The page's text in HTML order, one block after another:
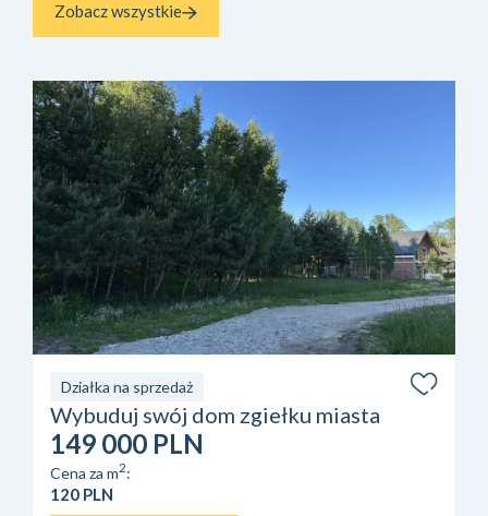
Zobacz wszystkie
Działka na sprzedaż
Wybuduj swój dom zgiełku miasta
149 000 PLN
Cena za m2:
120 PLN